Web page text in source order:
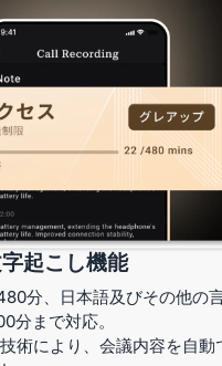
起こし機能
分、日本語及びその他の
分まで対応。
術により、会議内容を自動